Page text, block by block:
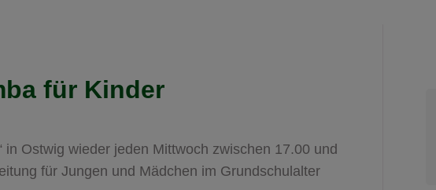
für Kinder
Ostwig wieder jeden Mittwoch zwischen 17.00 und
für Jungen und Mädchen im Grundschulalter